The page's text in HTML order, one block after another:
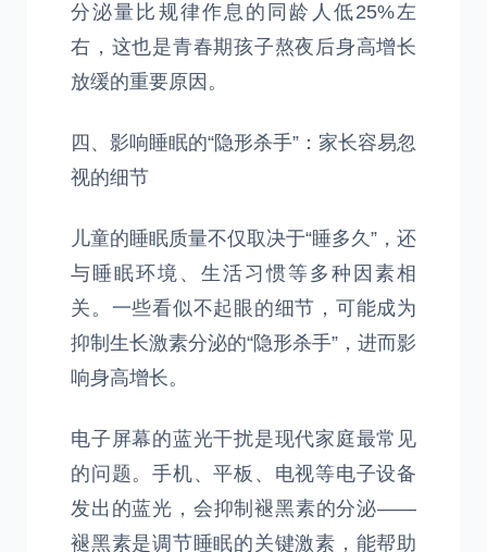
分泌量比规律作息的同龄人低25%左
右，这也是青春期孩子熬夜后身高增长
放缓的重要原因。
四、影响睡眠的“隐形杀手”：家长容易忽
视的细节
儿童的睡眠质量不仅取决于“睡多久”，还
与睡眠环境、生活习惯等多种因素相
关。一些看似不起眼的细节，可能成为
抑制生长激素分泌的“隐形杀手”，进而影
响身高增长。
电子屏幕的蓝光干扰是现代家庭最常见
的问题。手机、平板、电视等电子设备
发出的蓝光，会抑制褪黑素的分泌——
褪黑素是调节睡眠的关键激素，能帮助